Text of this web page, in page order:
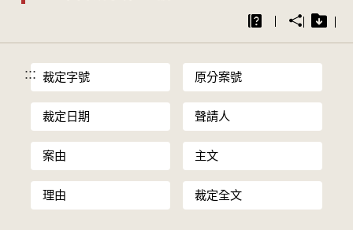
::: 裁定字號 原分案號
裁定日期 聲請人
案由 主文
理由 裁定全文